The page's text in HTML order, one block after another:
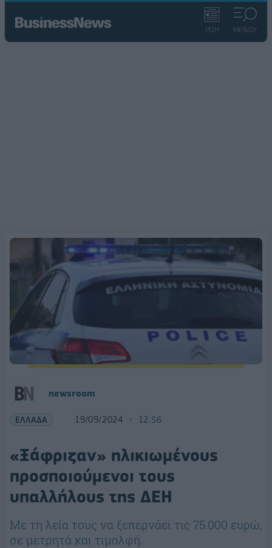
ΡΟΗ ΜΕΝΟΥ
newsroom
ΕΛΛΑΔΑ 19/09/2024 12:56
«Ξάφριζαν» ηλικιωμένους
προσποιούμενοι τους
υπαλλήλους της ΔΕΗ
Mε τη λεία τους να ξεπερνάει τις 75.000 ευρώ,
σε μετρητά και τιμαλφή.